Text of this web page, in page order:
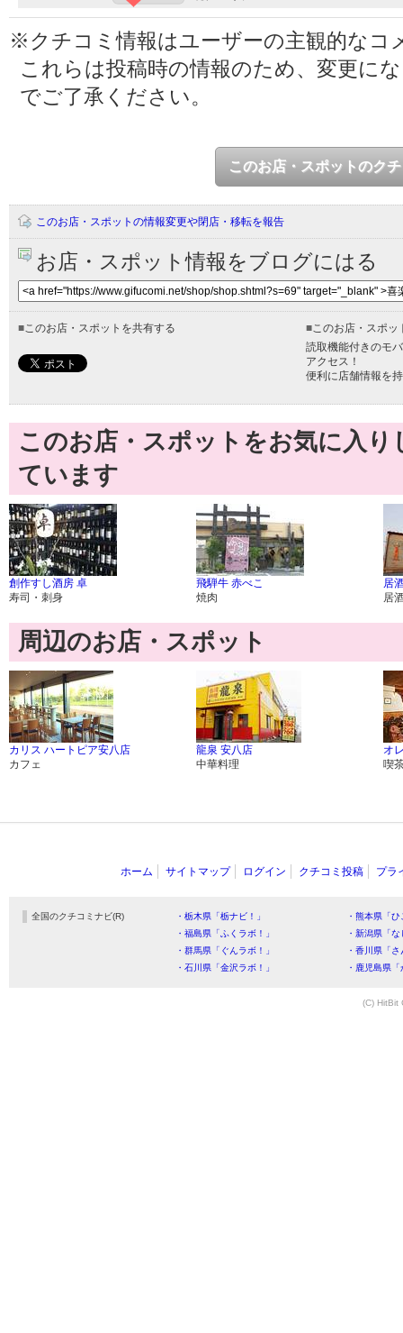
※クチコミ情報はユーザーの主観的なコ
これらは投稿時の情報のため、変更に
でご了承ください。
このお店・スポットのク
このお店・スポットの情報変更や閉店・移転を報告
お店・スポット情報をブログにはる
■このお店・スポットを共有する ■このお店・スポッ
読取機能付きのモ
アクセス！
便利に店舗情報を
このお店・スポットをお気に入
ています
創作すし酒房 卓
寿司・刺身
飛騨牛 赤べこ
焼肉
居
居
周辺のお店・スポット
カリス ハートピア安八店
カフェ
龍泉 安八店
中華料理
オ
喫
ホーム サイトマップ ログイン クチコミ投稿 プラ
全国のクチコミナビ(R) ・栃木県「栃ナビ！」
・熊本県「
・福島県「ふくラボ！」
・新潟県「
・群馬県「ぐんラボ！」
・香川県「
・石川県「金沢ラボ！」
・鹿児島県
(C) HitBit